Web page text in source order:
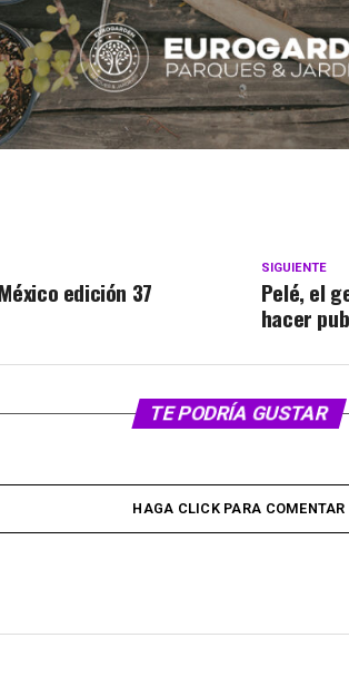
SIGUIENTE
Pelé, el
hacer
edición 37
TE PODRÍA GUSTAR
HAGA CLICK PARA COMENTAR